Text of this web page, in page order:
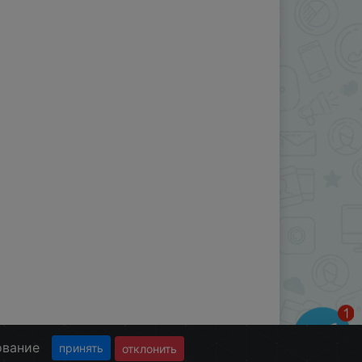
принять отклонить